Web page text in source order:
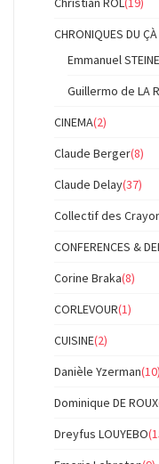
CHRONIQUES DU
Emmanuel
Guillermo de LA
CINEMA(2)
Claude Berger(8)
Claude Delay(37)
Collectif des
CONFERENCES &
Corine Braka(8)
CORLEVOUR(1)
CUISINE(2)
Danièle Yzerman(10)
Dominique DE ROUX
Dreyfus LOUYEBO